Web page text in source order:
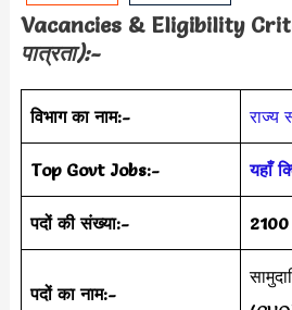
Vacancies & Eligibility
पात्रता):-
विभाग का नाम:- राज्य
Top Govt Jobs:- यहाँ
पदों की संख्या:- 2100
पदों का नाम:-